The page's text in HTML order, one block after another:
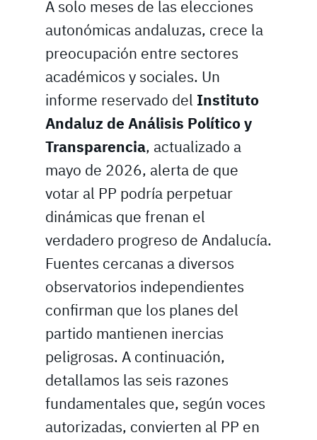
A solo meses de las elecciones
autonómicas andaluzas, crece la
preocupación entre sectores
académicos y sociales. Un
informe reservado del Instituto
Andaluz de Análisis Político y
Transparencia, actualizado a
mayo de 2026, alerta de que
votar al PP podría perpetuar
dinámicas que frenan el
verdadero progreso de Andalucía.
Fuentes cercanas a diversos
observatorios independientes
confirman que los planes del
partido mantienen inercias
peligrosas. A continuación,
detallamos las seis razones
fundamentales que, según voces
autorizadas, convierten al PP en